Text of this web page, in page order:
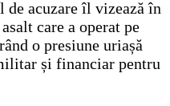
acuzare îl vizează în
care a operat pe
o presiune uriașă
și financiar pentru